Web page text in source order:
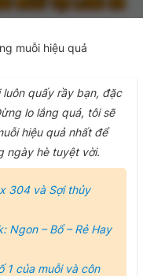
muỗi hiệu quả
quấy rầy bạn, đặc
lo lắng quá, tôi sẽ
hiệu quả nhất để
ngày hè tuyệt vời.
304 và Sợi thủy
Ngon – Bổ – Rẻ Hay
1 của muỗi và côn